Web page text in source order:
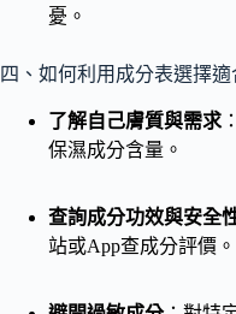
憂。
四、如何利用成分表選擇適
了解自己膚質與需求
保濕成分含量。
查詢成分功效與安全
站或App查成分評價。